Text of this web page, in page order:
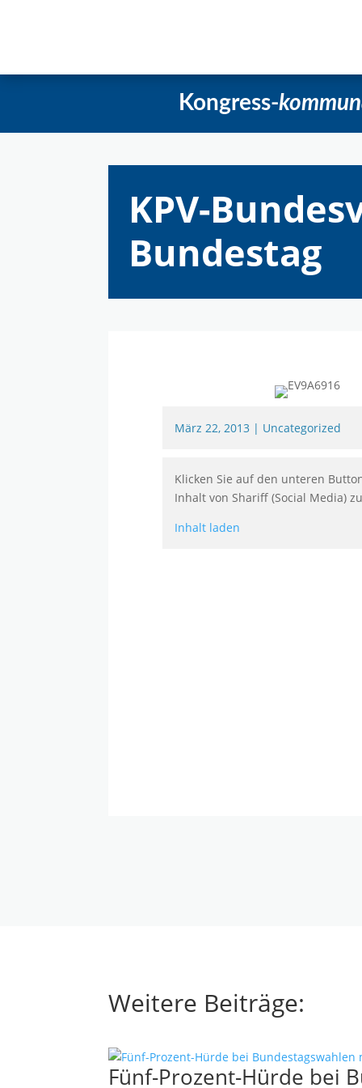
Kongress-
KPV-
Bundestag
März 22, 2013 | Uncategorized
Klicken Sie auf den unteren
Inhalt von Shariff (Social Media)
Inhalt laden
Weitere Beiträge:
Fünf-Prozent-Hürde bei